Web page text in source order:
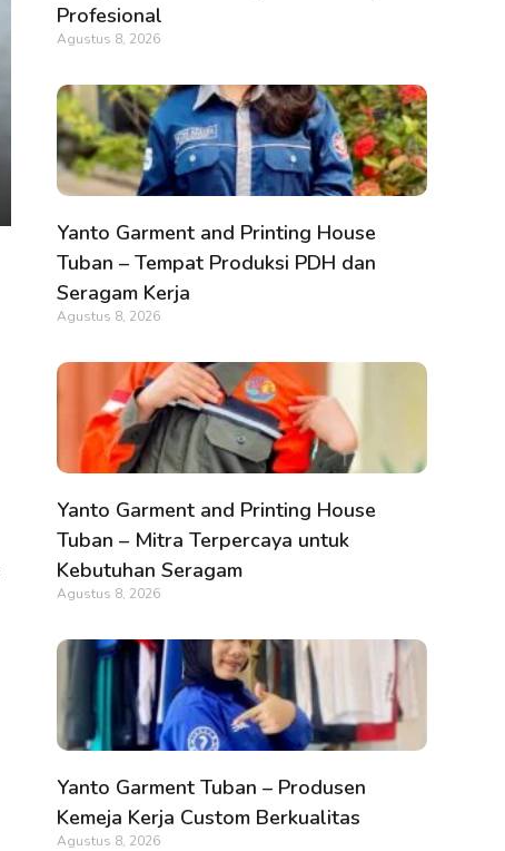
Profesional
Agustus 8, 2026
Yanto Garment and Printing House
Tuban – Tempat Produksi PDH dan
Seragam Kerja
Agustus 8, 2026
Yanto Garment and Printing House
Tuban – Mitra Terpercaya untuk
Kebutuhan Seragam
Agustus 8, 2026
Yanto Garment Tuban – Produsen
Kemeja Kerja Custom Berkualitas
Agustus 8, 2026